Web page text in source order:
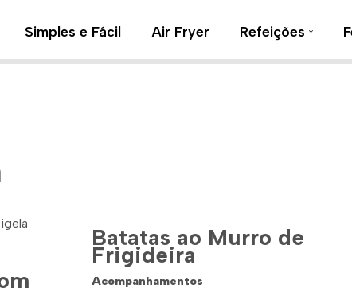
Simples e Fácil Air Fryer Refeições
Batatas ao Murro de
Frigideira
Acompanhamentos